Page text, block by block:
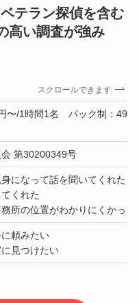
テラン探偵を含む
高い調査が強み
スクロールできます
〜/1時間1名 パック制：
第30200349号
になって話を聞いてくれた
くれた
所の位置がわかりにくかった
頼みたい
見つけたい